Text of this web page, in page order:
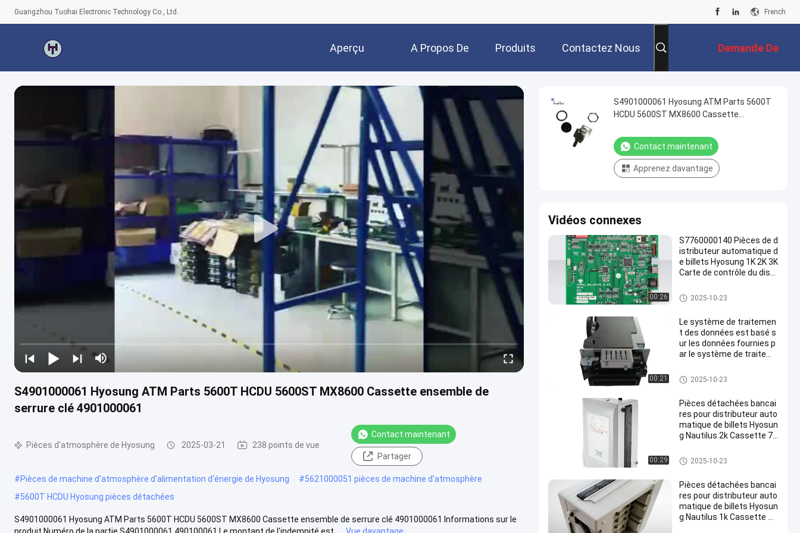
Guangzhou Tuohai Electronic Technology Co., Ltd. French
Aperçu A Propos De
Nous
Produits Contactez Nous Demande De
Soumission
S4901000061 Hyosung ATM Parts 5600T HCDU 5600ST MX8600 Cassette ensemble de
serrure clé 4901000061
Pièces d'atmosphère de Hyosung 2025-03-21 238 points de vue
Contact maintenant
Partager
#Pièces de machine d'atmosphère d'alimentation d'énergie de Hyosung #5621000051 pièces de machine d'atmosphère
#5600T HCDU Hyosung pièces détachées
S4901000061 Hyosung ATM Parts 5600T HCDU 5600ST MX8600 Cassette ensemble de serrure clé 4901000061 Informations sur le
produit Numéro de la partie S4901000061 490100061 Le montant de l'indemnité est ....
Vue davantage
S4901000061 Hyosung ATM Parts 5600T
HCDU 5600ST MX8600 Cassette
Contact maintenant
Apprenez davantage
Vidéos connexes
00:26
S7760000140 Pièces de d
istributeur automatique d
e billets Hyosung 1K 2K 3K
Carte de contrôle du distr
e contrôleur CDU
Pièces d'atmosphère de Hyos
ung
2025-10-23
00:21
Le système de traitemen
t des données est basé s
ur les données fournies p
ar le système de traitem
Pièces d'atmosphère de Hyos
ung
2025-10-23
00:29
Pièces détachées bancai
res pour distributeur auto
matique de billets Hyosun
g Nautilus 2k Cassette 73
Pièces d'atmosphère de Hyos
ung
2025-10-23
Pièces détachées bancai
res pour distributeur auto
matique de billets Hyosun
g Nautilus 1k Cassette S7